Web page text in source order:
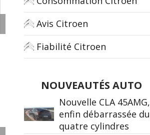
Avis Citroen
Fiabilité Citroen
NOUVEAUTÉS AUTO
Nouvelle CLA 45AMG,
enfin débarrassée du
quatre cylindres